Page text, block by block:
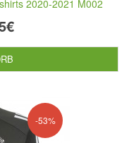
2020-2021 M002
-53%